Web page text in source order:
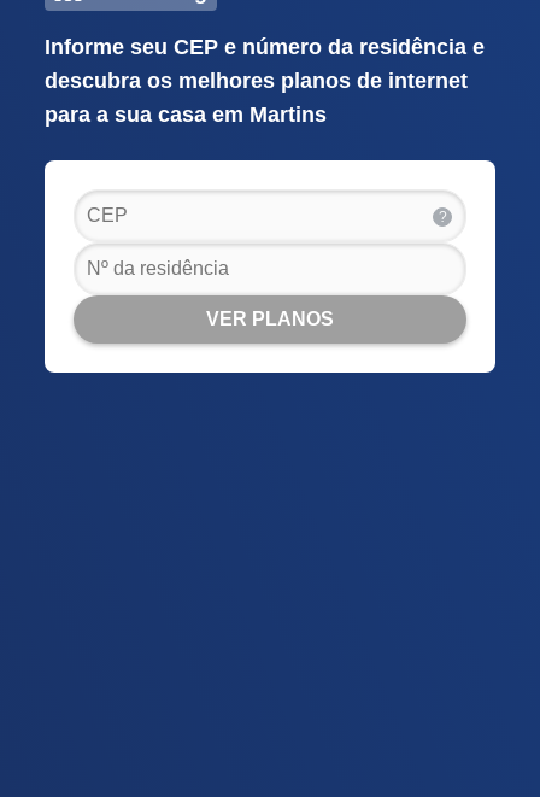
Informe seu CEP e número da residência e
descubra os melhores planos de internet
para a sua casa em Martins
?
VER PLANOS